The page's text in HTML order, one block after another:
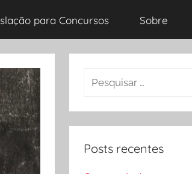
para Concursos Sobre
Pesquisar
Posts recentes